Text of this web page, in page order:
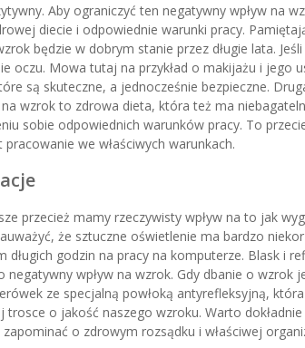
Aby ograniczyć ten negatywny wpływ na
diecie i odpowiednie warunki pracy.
będzie w dobrym stanie przez długie lata.
oczu. Mowa tutaj na przykład o makijażu i jego
są skuteczne, a jednocześnie bezpieczne.
wzrok to zdrowa dieta, która też ma
sobie odpowiednich warunków pracy. To
we właściwych warunkach.
przecież mamy rzeczywisty wpływ na to jak
że sztuczne oświetlenie ma bardzo
godzin na pracy na komputerze. Blask i
wpływ na wzrok. Gdy dbanie o wzrok
ze specjalną powłoką antyrefleksyjną,
o jakość naszego wzroku. Warto
o zdrowym rozsądku i właściwej